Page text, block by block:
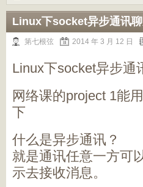
Linux下socket异步通讯
第七根弦 2014 年 3 月 12 日
Linux下socket异步通
网络课的project 1能
下
什么是异步通讯？
就是通讯任意一方可
示去接收消息。